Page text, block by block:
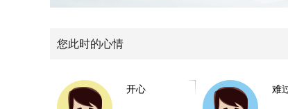
您此时的心情
开心 难